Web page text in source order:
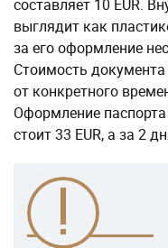
составляет 10 EUR.
выглядит как
за его оформление
Стоимость
от конкретного
Оформление
стоит 33 EUR, а за 2